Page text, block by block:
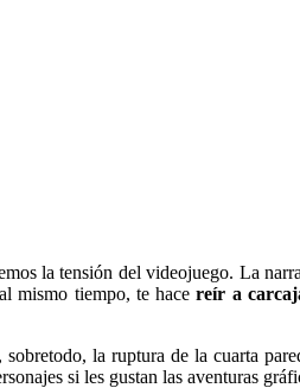
la tensión del videojuego. La
mismo tiempo, te hacereír a
la ruptura de la cuarta
si les gustan las aventuras